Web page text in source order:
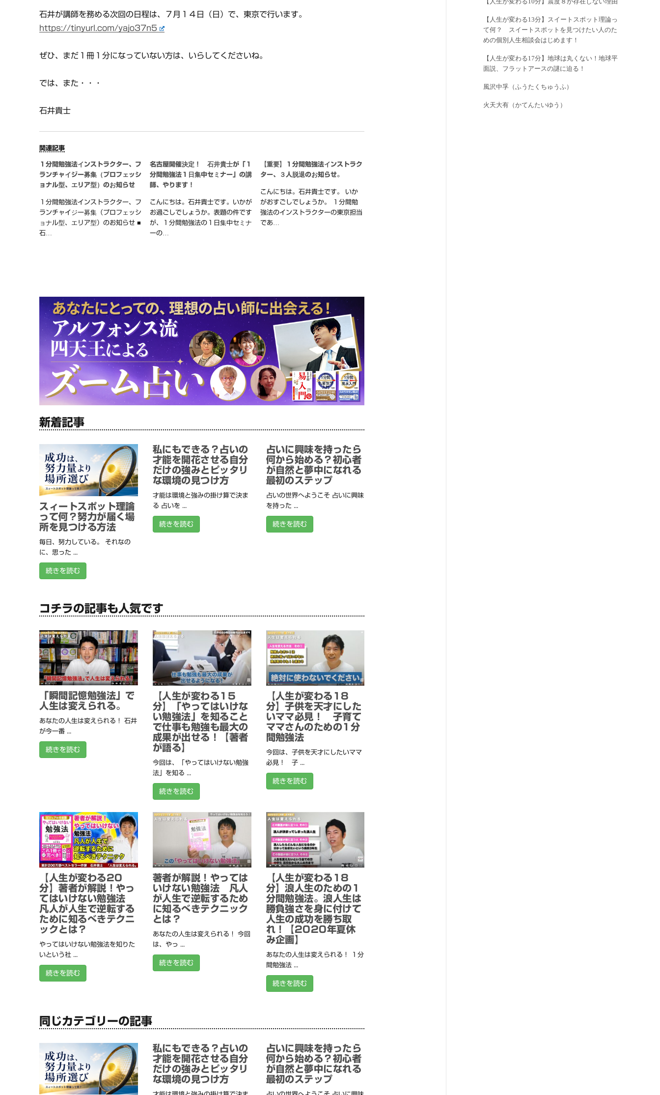
石井が講師を務める次回の日程は、７月１４日（日）で、東京で行います。
https://tinyurl.com/yajo37n5
ぜひ、まだ１冊１分になっていない方は、いらしてくださいね。
では、また・・・
石井貴士
関連記事
１分間勉強法インストラクター、フ
ランチャイジー募集（プロフェッシ
ョナル型、エリア型）のお知らせ
１分間勉強法インストラクター、フ
ランチャイジー募集（プロフェッシ
ョナル型、エリア型）のお知らせ ■
石…
名古屋開催決定！ 石井貴士が「１
分間勉強法１日集中セミナー」の講
師、やります！
こんにちは。石井貴士です。いかが
お過ごしでしょうか。表題の件です
が、１分間勉強法の１日集中セミナ
ーの…
【重要】１分間勉強法インストラク
ター、３人脱退のお知らせ。
こんにちは。石井貴士です。 いか
がおすごしでしょうか。 １分間勉
強法のインストラクターの東京担当
であ…
新着記事
スィートスポット理論
って何？努力が届く場
所を見つける方法
毎日、努力している。 それなの
に、思った ...
続きを読む
私にもできる？占いの
才能を開花させる自分
だけの強みとピッタリ
な環境の見つけ方
才能は環境と強みの掛け算で決ま
る 占いを ...
続きを読む
占いに興味を持ったら
何から始める？初心者
が自然と夢中になれる
最初のステップ
占いの世界へようこそ 占いに興味
を持った ...
続きを読む
コチラの記事も人気です
「瞬間記憶勉強法」で
人生は変えられる。
あなたの人生は変えられる！ 石井
が今一番 ...
続きを読む
【人生が変わる15
分】「やってはいけな
い勉強法」を知ること
で仕事も勉強も最大の
成果が出せる！【著者
が語る】
今回は、「やってはいけない勉強
法」を知る ...
続きを読む
【人生が変わる18
分】子供を天才にした
いママ必見！ 子育て
ママさんのための1分
間勉強法
今回は、子供を天才にしたいママ
必見！ 子 ...
続きを読む
【人生が変わる20
分】著者が解説！やっ
てはいけない勉強法
凡人が人生で逆転する
ために知るべきテクニ
ックとは？
やってはいけない勉強法を知りた
いという社 ...
続きを読む
著者が解説！やっては
いけない勉強法 凡人
が人生で逆転するため
に知るべきテクニック
とは？
あなたの人生は変えられる！ 今回
は、やっ ...
続きを読む
【人生が変わる18
分】浪人生のための1
分間勉強法。浪人生は
勝負強さを身に付けて
人生の成功を勝ち取
れ！【2020年夏休
み企画】
あなたの人生は変えられる！ １分
間勉強法 ...
続きを読む
同じカテゴリーの記事
私にもできる？占いの
才能を開花させる自分
だけの強みとピッタリ
な環境の見つけ方
占いに興味を持ったら
何から始める？初心者
が自然と夢中になれる
最初のステップ
【人生が変わる13分】スイートスポット理論っ
て何？ スイートスポットを見つけたい人のた
めの個別人生相談会はじめます！
【人生が変わる17分】地球は丸くない！地球平
面説、フラットアースの謎に迫る！
風沢中孚（ふうたくちゅうふ）
火天大有（かてんたいゆう）